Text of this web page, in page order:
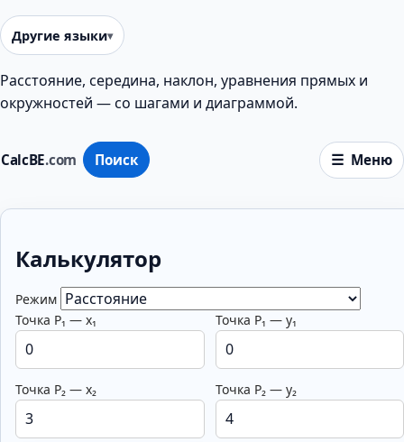
CalcBE.com Поиск Меню
Другие языки
Расстояние, середина, наклон, уравнения прямых и
окружностей — со шагами и диаграммой.
Калькулятор
Режим
Точка P₁ — x₁
Точка P₁ — y₁
Точка P₂ — x₂ Точка P₂ — y₂